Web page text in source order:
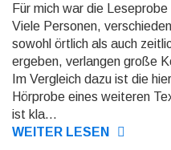
Für mich war die
Viele Personen,
sowohl örtlich als auch
ergeben, verlangen große
Im Vergleich dazu ist die
Hörprobe eines weiteren
ist kla...
WEITER LESEN